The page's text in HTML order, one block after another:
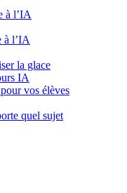
à l’IA
à l’IA
la glace
IA
vos élèves
quel sujet